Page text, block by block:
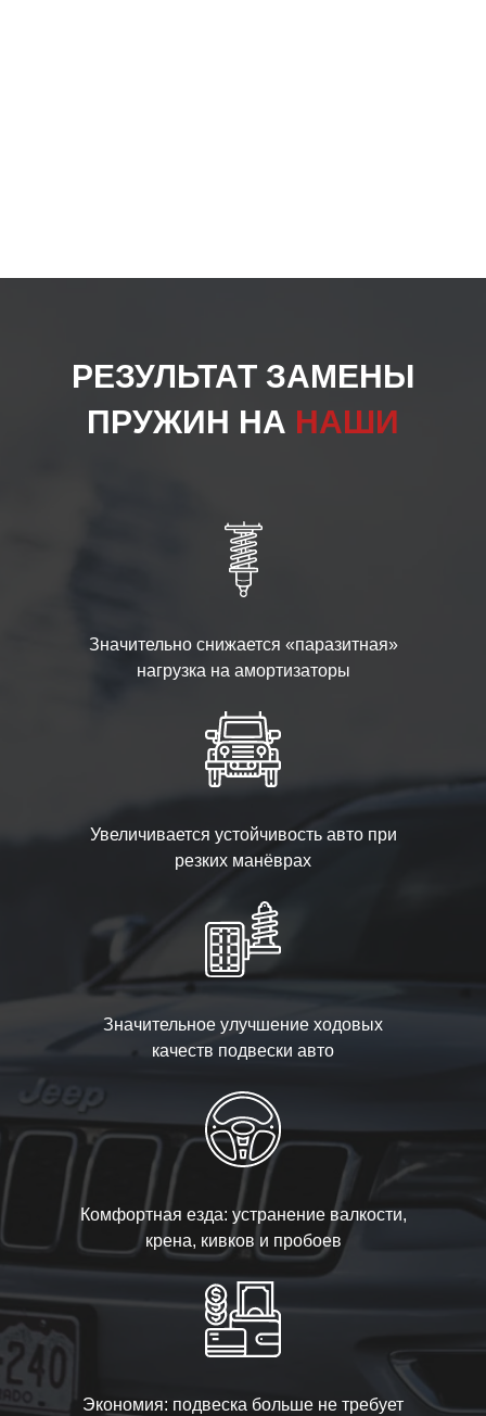
РЕЗУЛЬТАТ ЗАМЕНЫ
ПРУЖИН НА НАШИ
Значительно снижается «паразитная»
нагрузка на амортизаторы
Увеличивается устойчивость авто при
резких манёврах
Значительное улучшение ходовых
качеств подвески авто
Комфортная езда: устранение валкости,
крена, кивков и пробоев
Экономия: подвеска больше не требует